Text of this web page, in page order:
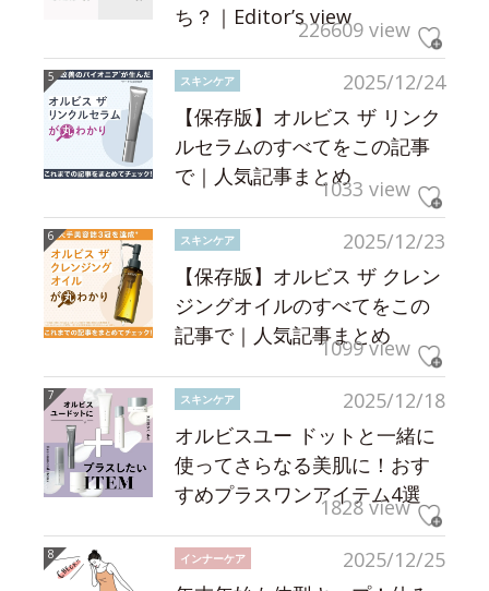
ち？｜Editor’s view226609 view
2025/12/24
スキンケア
【保存版】オルビス ザ リンク
ルセラムのすべてをこの記事
で｜人気記事まとめ1033 view
2025/12/23
スキンケア
【保存版】オルビス ザ クレン
ジングオイルのすべてをこの
記事で｜人気記事まとめ
1099 view
2025/12/18
スキンケア
オルビスユー ドットと一緒に
使ってさらなる美肌に！おす
すめプラスワンアイテム4選
1828 view
2025/12/25
インナーケア